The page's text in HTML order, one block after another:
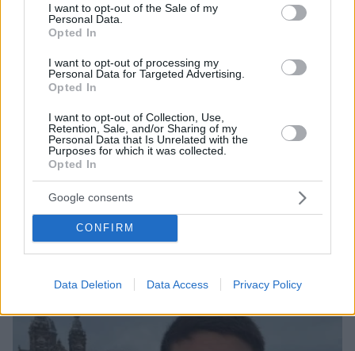
consent section.
I want to opt-out of the Sale of my
Personal Data.
Opted In
I want to opt-out of processing my
Personal Data for Targeted Advertising.
Opted In
I want to opt-out of Collection, Use,
Retention, Sale, and/or Sharing of my
Personal Data that Is Unrelated with the
Purposes for which it was collected.
Opted In
Google consents
CONFIRM
Data Deletion Data Access Privacy Policy
Σχεδόν 16.000 ξένοι εθελοντές πολεμούν στις
ουκρανικές ένοπλες δυνάμεις
«Τα data δεν πίνονται»: Αντιδράσεις στην Ινδία για το
data center των 15 δισ. της Google, τι απαντά η εταιρεία
Υπεγράφη η σύμβαση για τη δημιουργία του
Παρατηρητηρίου Έργων της Περιφέρειας Αττικής
ΔΕΙΤΕ ΟΛΕΣ ΤΙΣ ΕΙΔΗΣΕΙΣ
ΤΑ ΠΙΟ ΔΗΜΟΦΙΛΗ